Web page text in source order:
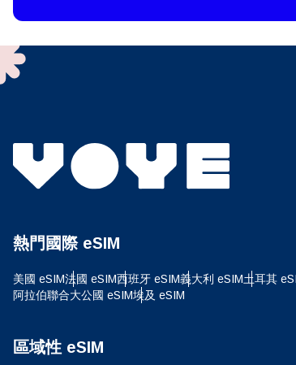
熱門國際 eSIM
美國 eSIM法國 eSIM西班牙 eSIM義大利 eSIM土耳其
阿拉伯聯合大公國 eSIM埃及 eSIM
區域性 eSIM